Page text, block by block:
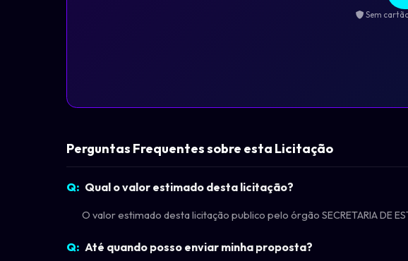
Sem
Perguntas Frequentes sobre esta Licitação
Qual o valor estimado desta licitação?
O valor estimado desta licitação publico pelo órgão SECRETARIA DE
Até quando posso enviar minha proposta?